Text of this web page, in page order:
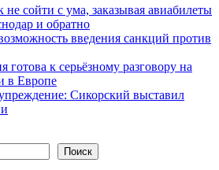
сойти с ума, заказывая авиабилеты
и обратно
введения санкций против
готова к серьёзному разговору на
в Европе
Сикорский выставил
Поиск